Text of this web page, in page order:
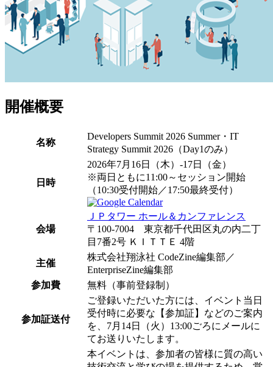
開催概要
名称
Developers Summit 2026 Summer・IT
Strategy Summit 2026（Day1のみ）
日時
2026年7月16日（木）-17日（金）
※両日ともに11:00～セッション開始
（10:30受付開始／17:50最終受付）
会場
ＪＰタワー ホール＆カンファレンス
〒100-7004 東京都千代田区丸の内二丁
目7番2号 ＫＩＴＴＥ 4階
主催
株式会社翔泳社 CodeZine編集部／
EnterpriseZine編集部
参加費
無料（事前登録制）
参加証送付
ご登録いただいた方には、イベント当日
受付時に必要な【参加証】などのご案内
を、7月14日（火）13:00ごろにメールに
てお送りいたします。
本イベントは、参加者の皆様に質の高い